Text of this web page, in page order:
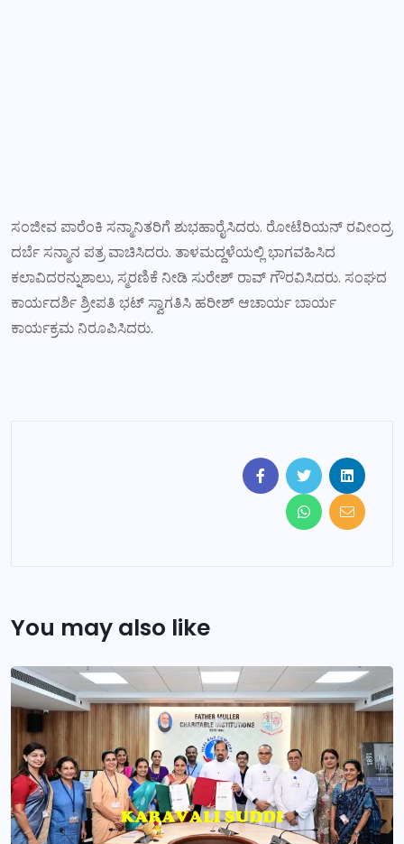
ಸಂಜೀವ ಪಾರೆಂಕಿ ಸನ್ಮಾನಿತರಿಗೆ ಶುಭಹಾರೈಸಿದರು. ರೋಟೆರಿಯನ್ ರವೀಂದ್ರ
ದರ್ಬೆ ಸನ್ಮಾನ ಪತ್ರ ವಾಚಿಸಿದರು. ತಾಳಮದ್ದಳೆಯಲ್ಲಿ ಭಾಗವಹಿಸಿದ
ಕಲಾವಿದರನ್ನುಶಾಲು, ಸ್ಮರಣಿಕೆ ನೀಡಿ ಸುರೇಶ್ ರಾವ್ ಗೌರವಿಸಿದರು. ಸಂಘದ
ಕಾರ್ಯದರ್ಶಿ ಶ್ರೀಪತಿ ಭಟ್ ಸ್ವಾಗತಿಸಿ ಹರೀಶ್ ಆಚಾರ್ಯ ಬಾರ್ಯ
ಕಾರ್ಯಕ್ರಮ ನಿರೂಪಿಸಿದರು.
You may also like